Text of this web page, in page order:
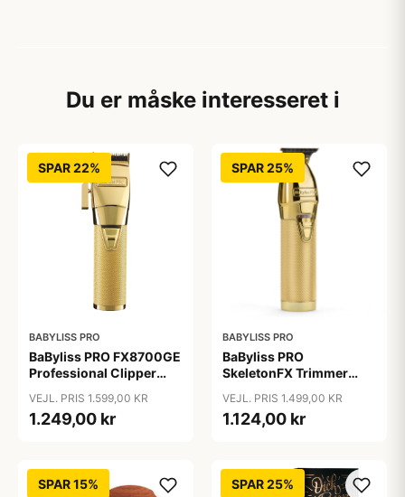
Du er måske interesseret i
SPAR 22%
BABYLISS PRO
BaByliss PRO FX8700GE
Professional Clipper
VEJL. PRIS 1.599,00 KR
1.249,00 kr
SPAR 25%
BABYLISS PRO
BaByliss PRO
SkeletonFX Trimmer
VEJL. PRIS 1.499,00 KR
1.124,00 kr
SPAR 15% SPAR 25%